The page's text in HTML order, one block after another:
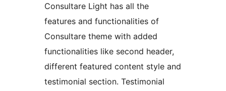
Consultare Light has all the
features and functionalities of
Consultare theme with added
functionalities like second header,
different featured content style and
testimonial section. Testimonial